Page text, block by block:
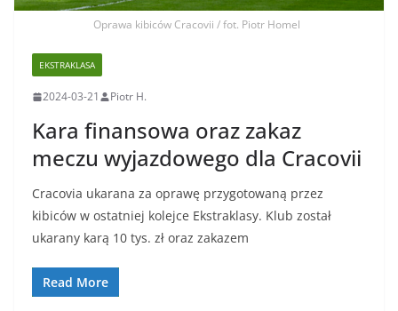
Oprawa kibiców Cracovii / fot. Piotr Homel
EKSTRAKLASA
2024-03-21 Piotr H.
Kara finansowa oraz zakaz
meczu wyjazdowego dla Cracovii
Cracovia ukarana za oprawę przygotowaną przez
kibiców w ostatniej kolejce Ekstraklasy. Klub został
ukarany karą 10 tys. zł oraz zakazem
Read More